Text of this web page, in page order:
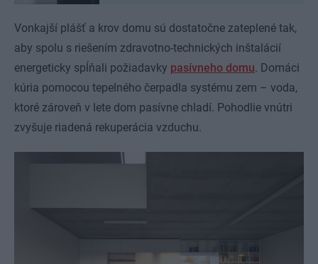
Vonkajší plášť a krov domu sú dostatočne zateplené tak,
aby spolu s riešením zdravotno-technických inštalácií
energeticky spĺňali požiadavky pasívneho domu. Domáci
kúria pomocou tepelného čerpadla systému zem – voda,
ktoré zároveň v lete dom pasívne chladí. Pohodlie vnútri
zvyšuje riadená rekuperácia vzduchu.